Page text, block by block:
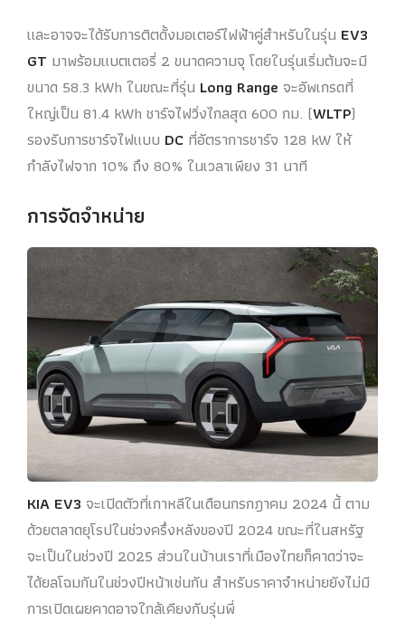
และอาจจะได้รับการติตดั้งมอเตอร์ไฟฟ้าคู่สำหรับในรุ่น EV3
GT มาพร้อมแบตเตอรี่ 2 ขนาดความจุ โดยในรุ่นเริ่มต้นจะมี
ขนาด 58.3 kWh ในขณะที่รุ่น Long Range จะอัพเกรดที่
ใหญ่เป็น 81.4 kWh ชาร์จไฟวิ่งไกลสุด 600 กม. (WLTP)
รองรับการชาร์จไฟแบบ DC ที่อัตราการชาร์จ 128 kW ให้
กำลังไฟจาก 10% ถึง 80% ในเวลาเพียง 31 นาที
การจัดจำหน่าย
KIA EV3 จะเปิดตัวที่เกาหลีในเดือนกรกฎาคม 2024 นี้ ตาม
ด้วยตลาดยุโรปในช่วงครึ่งหลังของปี 2024 ขณะที่ในสหรัฐ
จะเป็นในช่วงปี 2025 ส่วนในบ้านเราที่เมืองไทยก็คาดว่าจะ
ได้ยลโฉมกันในช่วงปีหน้าเช่นกัน สำหรับราคาจำหน่ายยังไม่มี
การเปิดเผยคาดอาจใกล้เคียงกับรุ่นพี่